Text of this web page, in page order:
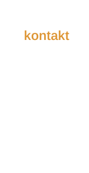
kontakt